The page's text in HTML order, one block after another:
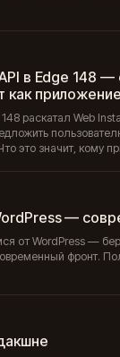
в Edge 148 —
как
раскатал Web
это значит, кому
—
от WordPress —
фронт.